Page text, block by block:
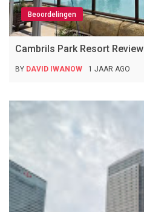
Beoordelingen
Cambrils Park Resort Review
BY DAVID IWANOW 1 JAAR AGO